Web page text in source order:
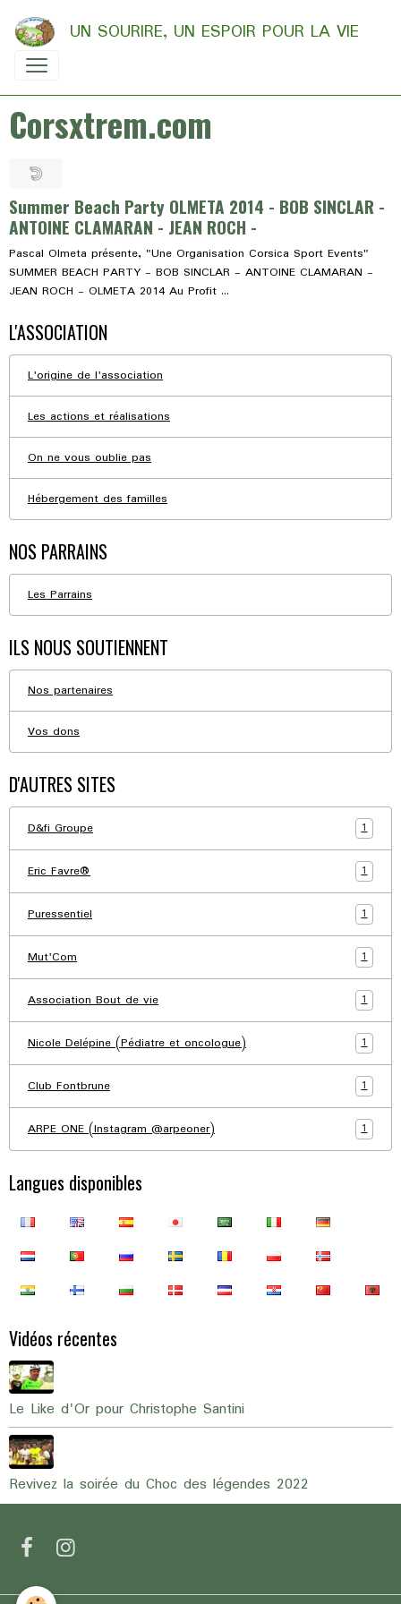
UN SOURIRE, UN ESPOIR POUR LA VIE
Corsxtrem.com
Summer Beach Party OLMETA 2014 - BOB SINCLAR -
ANTOINE CLAMARAN - JEAN ROCH -
Pascal Olmeta présente, "Une Organisation Corsica Sport Events"
SUMMER BEACH PARTY - BOB SINCLAR - ANTOINE CLAMARAN -
JEAN ROCH - OLMETA 2014 Au Profit ...
L'ASSOCIATION
L'origine de l'association
Les actions et réalisations
On ne vous oublie pas
Hébergement des familles
NOS PARRAINS
Les Parrains
ILS NOUS SOUTIENNENT
Nos partenaires
Vos dons
D'AUTRES SITES
D&fi Groupe 1
Eric Favre® 1
Puressentiel 1
Mut'Com 1
Association Bout de vie 1
Nicole Delépine (Pédiatre et oncologue) 1
Club Fontbrune 1
ARPE ONE (Instagram @arpeoner) 1
Langues disponibles
Vidéos récentes
Le Like d'Or pour Christophe Santini
Revivez la soirée du Choc des légendes 2022